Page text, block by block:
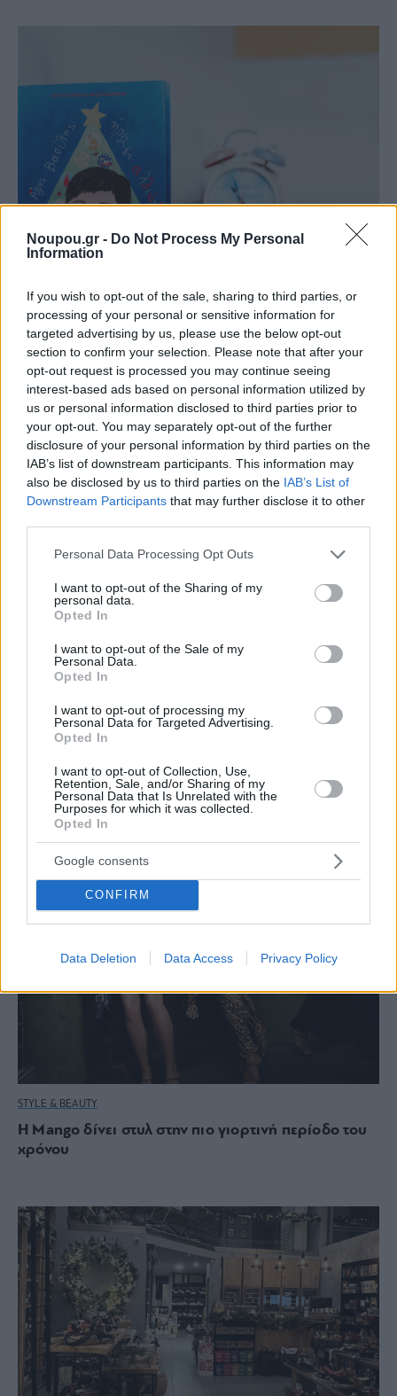
Noupou.gr - Do Not Process My Personal
Information
If you wish to opt-out of the sale, sharing to third parties, or
processing of your personal or sensitive information for
targeted advertising by us, please use the below opt-out
section to confirm your selection. Please note that after your
opt-out request is processed you may continue seeing
interest-based ads based on personal information utilized by
us or personal information disclosed to third parties prior to
your opt-out. You may separately opt-out of the further
disclosure of your personal information by third parties on the
IAB’s list of downstream participants. This information may
also be disclosed by us to third parties on the IAB’s List of
Downstream Participants that may further disclose it to other
Please note that this website/app uses one or more Google
not limited to your visit or usage behaviour. You may click to
grant or deny consent to Google and its third-party tags to
use your data for below specified purposes in below Google
consent section.
Personal Data Processing Opt Outs
I want to opt-out of the Sharing of my
personal data.
Opted In
I want to opt-out of the Sale of my
Personal Data.
Opted In
I want to opt-out of processing my
Personal Data for Targeted Advertising.
Opted In
I want to opt-out of Collection, Use,
Retention, Sale, and/or Sharing of my
Personal Data that Is Unrelated with the
Purposes for which it was collected.
Opted In
Google consents
CONFIRM
Data Deletion Data Access Privacy Policy
KIDS
Τέσσερα συναρπαστικά παιδικά βιβλία για τα
STYLE & BEAUTY
Στην Angelina boutique στη Γλυφάδα θα νιώσεις
STYLE & BEAUTY
Η Mango δίνει στυλ στην πιο γιορτινή περίοδο του
χρόνου